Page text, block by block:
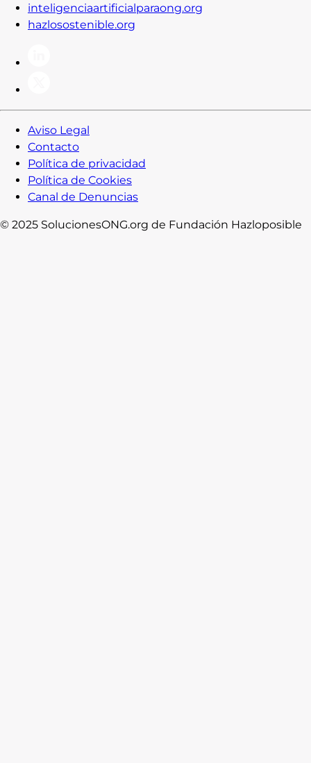
inteligenciaartificialparaong.org
hazlosostenible.org
Aviso Legal
Contacto
Política de privacidad
Política de Cookies
Canal de Denuncias
© 2025 SolucionesONG.org de Fundación Hazloposible